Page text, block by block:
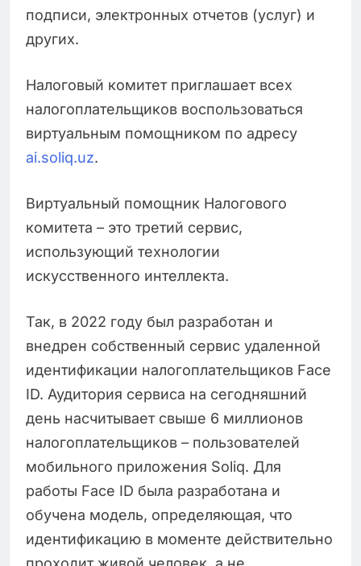
подписи, электронных отчетов (услуг) и
других.
Налоговый комитет приглашает всех
налогоплательщиков воспользоваться
виртуальным помощником по адресу
ai.soliq.uz.
Виртуальный помощник Налогового
комитета – это третий сервис,
использующий технологии
искусственного интеллекта.
Так, в 2022 году был разработан и
внедрен собственный сервис удаленной
идентификации налогоплательщиков Face
ID. Аудитория сервиса на сегодняшний
день насчитывает свыше 6 миллионов
налогоплательщиков – пользователей
мобильного приложения Soliq. Для
работы Face ID была разработана и
обучена модель, определяющая, что
идентификацию в моменте действительно